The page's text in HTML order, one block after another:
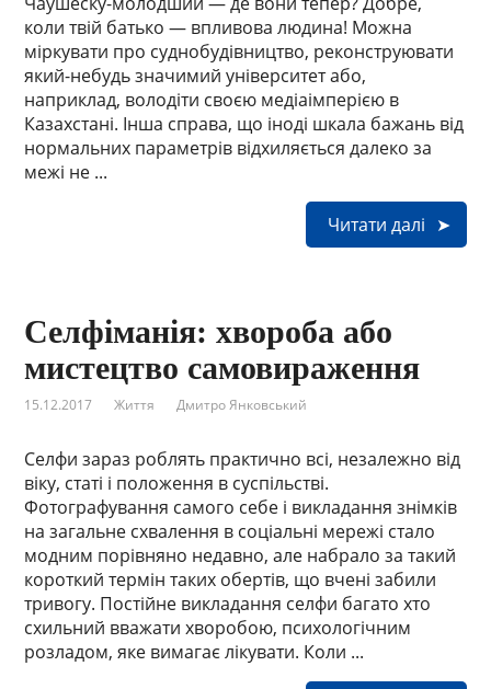
коли твій батько — впливова людина! Можна
міркувати про суднобудівництво, реконструювати
який-небудь значимий університет або,
наприклад, володіти своєю медіаімперією в
Казахстані. Інша справа, що іноді шкала бажань від
нормальних параметрів відхиляється далеко за
межі не ...
Читати далі
Селфіманія: хвороба або
мистецтво самовираження
15.12.2017 Життя Дмитро Янковський
Селфи зараз роблять практично всі, незалежно від
віку, статі і положення в суспільстві.
Фотографування самого себе і викладання знімків
на загальне схвалення в соціальні мережі стало
модним порівняно недавно, але набрало за такий
короткий термін таких обертів, що вчені забили
тривогу. Постійне викладання селфи багато хто
схильний вважати хворобою, психологічним
розладом, яке вимагає лікувати. Коли ...